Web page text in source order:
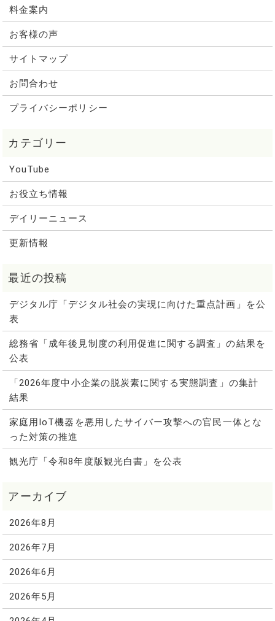
料金案内
お客様の声
サイトマップ
お問合わせ
プライバシーポリシー
YouTube
お役立ち情報
デイリーニュース
更新情報
デジタル庁「デジタル社会の実現に向けた重点計画」を公
表
総務省「成年後見制度の利用促進に関する調査」の結果を
公表
「2026年度中小企業の脱炭素に関する実態調査」の集計
結果
家庭用IoT機器を悪用したサイバー攻撃への官民一体とな
った対策の推進
観光庁「令和8年度版観光白書」を公表
2026年8月
2026年7月
2026年6月
2026年5月